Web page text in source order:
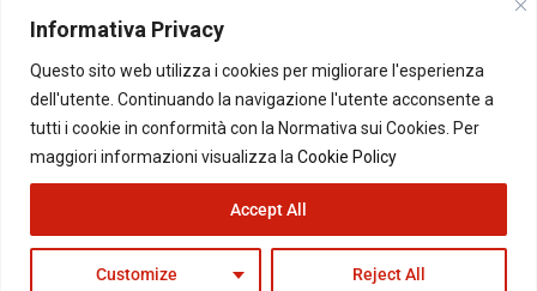
Informativa Privacy
Questo sito web utilizza i cookies per migliorare l'esperienza
dell'utente. Continuando la navigazione l'utente acconsente a
tutti i cookie in conformità con la Normativa sui Cookies. Per
maggiori informazioni visualizza la Cookie Policy
Customize Reject All
Accept All
PUBBLICITA'
Per la tua pubblicità su questo Blog:
pubblicita@beppegrillo.it
© Copyright 2026 - Il Blog di Beppe Grillo. All Rights Reserved - Powered by
happygrafic.com